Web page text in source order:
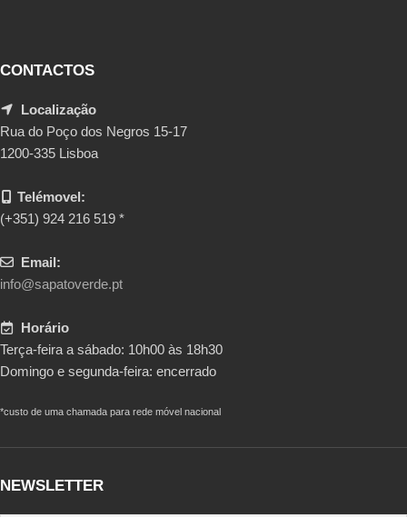
CONTACTOS
Localização
Rua do Poço dos Negros 15-17
1200-335 Lisboa
Telémovel:
(+351) 924 216 519 *
Email:
info@sapatoverde.pt
Horário
Terça-feira a sábado: 10h00 às 18h30
Domingo e segunda-feira: encerrado
*custo de uma chamada para rede móvel nacional
NEWSLETTER